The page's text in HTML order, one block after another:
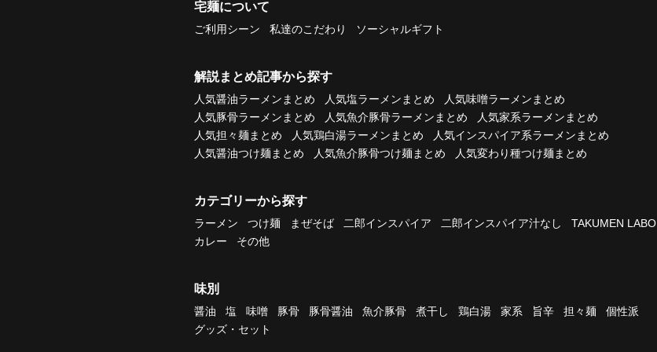
宅麺について
ご利用シーン 私達のこだわり ソーシャルギフト
解説まとめ記事から探す
人気醤油ラーメンまとめ 人気塩ラーメンまとめ
人気味噌ラーメンまとめ
人気豚骨ラーメンまとめ
人気魚介豚骨ラーメンまとめ
人気家系ラーメンまとめ
人気担々麺まとめ
人気鶏白湯ラーメンまとめ
人気インスパイア系ラーメンまとめ
人気醤油つけ麺まとめ
人気魚介豚骨つけ麺まとめ 人気変わり種つけ麺まとめ
カテゴリーから探す
ラーメン つけ麺 まぜそば 二郎インスパイア 二郎インスパイア汁なし
TAKUMEN LABO
カレー
その他
味別
醤油 塩 味噌 豚骨 豚骨醤油 魚介豚骨 煮干し 鶏白湯 家系 旨辛 担々麺
個性派
グッズ・セット